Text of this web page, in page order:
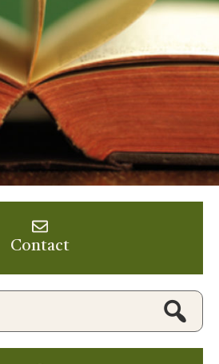
Contact